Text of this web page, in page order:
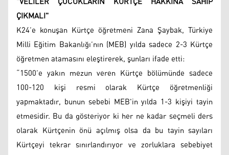
ÇIKMALI"
K24’e konuşan Kürtçe öğretmeni Zana Şaybak, Türkiye
Milli Eğitim Bakanlığı’nın (MEB) yılda sadece 2-3 Kürtçe
öğretmen atamasını eleştirerek, şunları ifade etti:
“1500’e yakın mezun veren Kürtçe bölümünde sadece
100-120 kişi resmi olarak Kürtçe öğretmenliği
yapmaktadır, bunun sebebi MEB'in yılda 1-3 kişiyi tayin
etmesidir. Bu da gösteriyor ki her ne kadar seçmeli ders
olarak Kürtçenin önü açılmış olsa da bu tayin sayıları
Kürtçeyi tekrar sınırlandırıyor ve zorluklara sebebiyet